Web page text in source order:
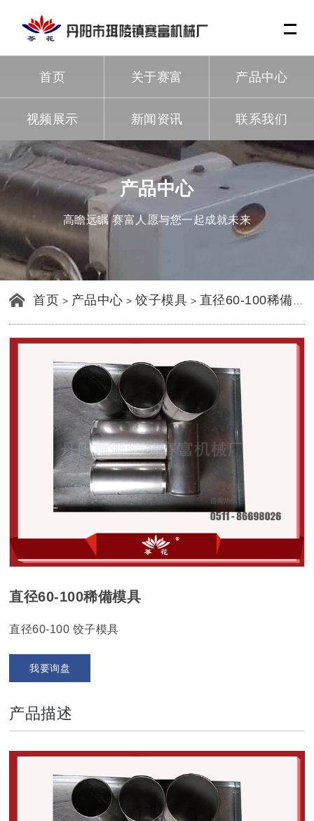
首页 关于赛富 产品中心
视频展示 新闻资讯 联系我们
产品中心
高瞻远瞩 赛富人愿与您一起成就未来
首页 > 产品中心 >饺子模具 > 直径60-100稀備模具
直径60-100稀備模具
直径60-100 饺子模具
我要询盘
产品描述